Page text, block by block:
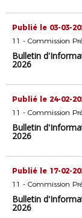
Publié le 03-03-
11 - Commission
Bulletin
2026
Publié le 24-02-
11 - Commission
Bulletin
2026
Publié le 17-02-
11 - Commission
Bulletin
2026